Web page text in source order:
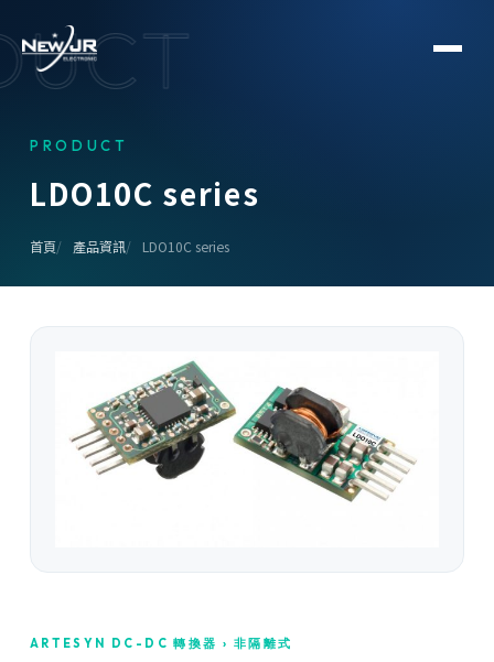
PRODUCT
LDO10C series
首頁 產品資訊 LDO10C series
ARTESYN DC-DC 轉換器 › 非隔離式